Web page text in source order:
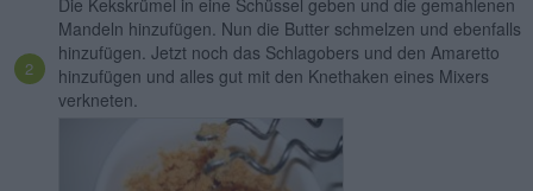
Mandeln hinzufügen. Nun die Butter schmelzen und ebenfalls
hinzufügen. Jetzt noch das Schlagobers und den Amaretto
hinzufügen und alles gut mit den Knethaken eines Mixers
verkneten.